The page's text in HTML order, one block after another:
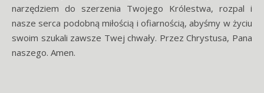
narzędziem do szerzenia Twojego Królestwa, rozpal i
nasze serca podobną miłością i ofiarnością, abyśmy w życiu
swoim szukali zawsze Twej chwały. Przez Chrystusa, Pana
naszego. Amen.